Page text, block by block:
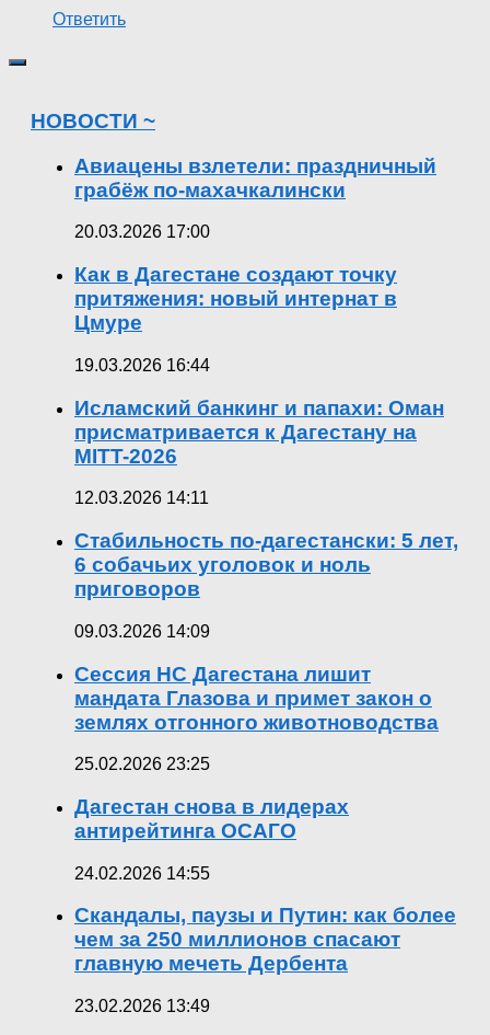
Ответить
НОВОСТИ ~
Авиацены взлетели: праздничный
грабёж по-махачкалински
20.03.2026 17:00
Как в Дагестане создают точку
притяжения: новый интернат в
Цмуре
19.03.2026 16:44
Исламский банкинг и папахи: Оман
присматривается к Дагестану на
MITT-2026
12.03.2026 14:11
Стабильность по-дагестански: 5 лет,
6 собачьих уголовок и ноль
приговоров
09.03.2026 14:09
Сессия НС Дагестана лишит
мандата Глазова и примет закон о
землях отгонного животноводства
25.02.2026 23:25
Дагестан снова в лидерах
антирейтинга ОСАГО
24.02.2026 14:55
Скандалы, паузы и Путин: как более
чем за 250 миллионов спасают
главную мечеть Дербента
23.02.2026 13:49